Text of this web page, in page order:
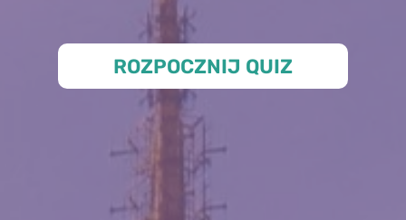
ROZPOCZNIJ QUIZ